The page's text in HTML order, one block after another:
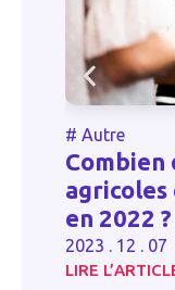
Autre
Combien
agricoles
en 2022 ?
2023 . 12 . 07
LIRE L’ARTICLE